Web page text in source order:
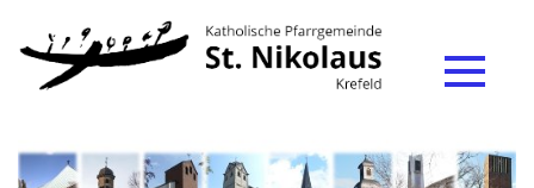
Zum Inhalt springen